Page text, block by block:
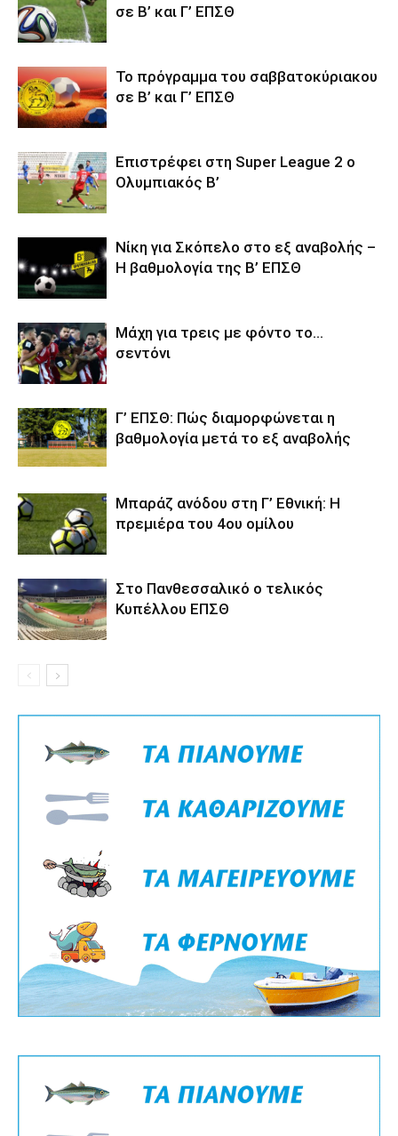
σε Β’ και Γ’ ΕΠΣΘ
Το πρόγραμμα του σαββατοκύριακου
σε Β’ και Γ’ ΕΠΣΘ
Επιστρέφει στη Super League 2 o
Ολυμπιακός Β’
Νίκη για Σκόπελο στο εξ αναβολής –
Η βαθμολογία της Β’ ΕΠΣΘ
Μάχη για τρεις με φόντο το…
σεντόνι
Γ’ ΕΠΣΘ: Πώς διαμορφώνεται η
βαθμολογία μετά το εξ αναβολής
Μπαράζ ανόδου στη Γ’ Εθνική: Η
πρεμιέρα του 4ου ομίλου
Στο Πανθεσσαλικό ο τελικός
Κυπέλλου ΕΠΣΘ